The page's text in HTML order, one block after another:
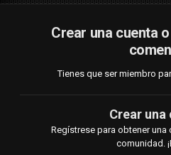
Crear una cuenta
Tienes que ser miembro
Crear una
Regístrese para obtener una
comunidad.